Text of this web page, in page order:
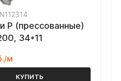
P (прессованные)
34*11
м
КУПИТЬ